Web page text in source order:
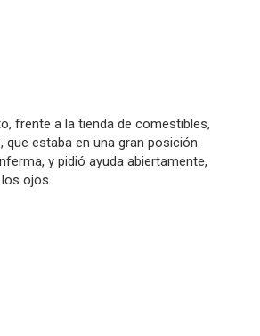
frente a la tienda de comestibles,
que estaba en una gran posición.
y pidió ayuda abiertamente,
ojos.